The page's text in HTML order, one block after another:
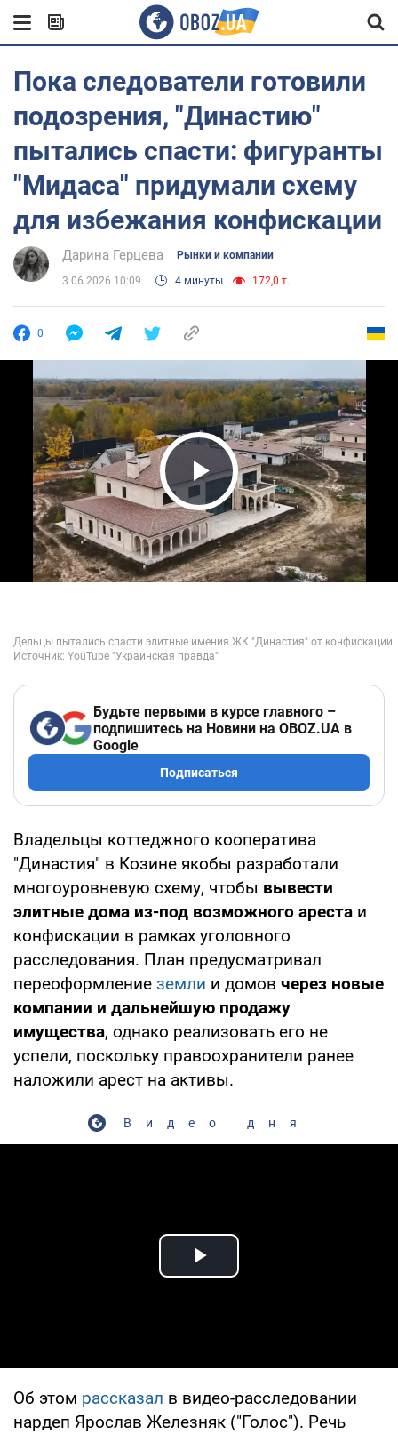
Пока следователи готовили
подозрения, "Династию"
пытались спасти: фигуранты
"Мидаса" придумали схему
для избежания конфискации
Дарина Герцева Рынки и компании
3.06.2026 10:09 4 минуты 172,0 т.
0
Play Video
Будьте первыми в курсе главного –
подпишитесь на Новини на OBOZ.UA в
Google
Подписаться
Владельцы коттеджного кооператива
"Династия" в Козине якобы разработали
многоуровневую схему, чтобы вывести
элитные дома из-под возможного ареста и
конфискации в рамках уголовного
расследования. План предусматривал
переоформление земли и домов через новые
компании и дальнейшую продажу
имущества, однако реализовать его не
успели, поскольку правоохранители ранее
наложили арест на активы.
Видео дня
Play Video
Об этом рассказал в видео-расследовании
нардеп Ярослав Железняк ("Голос"). Речь